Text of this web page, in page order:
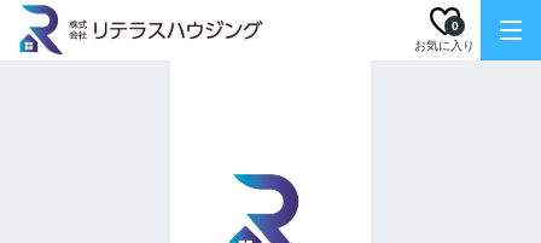
お気に入り
0